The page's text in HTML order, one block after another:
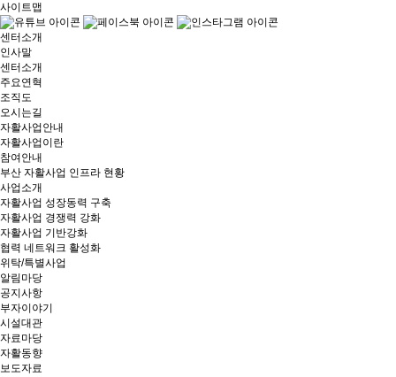
사이트맵
센터소개
인사말
센터소개
주요연혁
조직도
오시는길
자활사업안내
자활사업이란
참여안내
부산 자활사업 인프라 현황
사업소개
자활사업 성장동력 구축
자활사업 경쟁력 강화
자활사업 기반강화
협력 네트워크 활성화
위탁/특별사업
알림마당
공지사항
부자이야기
시설대관
자료마당
자활동향
보도자료